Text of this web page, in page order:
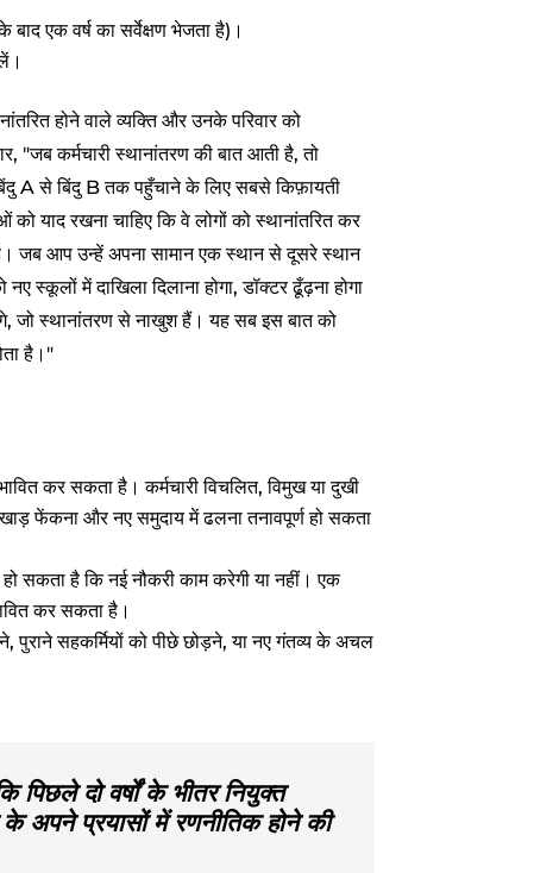
बाद एक वर्ष का सर्वेक्षण भेजता है)।
होने वाले व्यक्ति और उनके परिवार को
कर्मचारी स्थानांतरण की बात आती है, तो
A से बिंदु B तक पहुँचाने के लिए सबसे किफ़ायती
याद रखना चाहिए कि वे लोगों को स्थानांतरित कर
जब आप उन्हें अपना सामान एक स्थान से दूसरे स्थान
स्कूलों में दाखिला दिलाना होगा, डॉक्टर ढूँढ़ना होगा
जो स्थानांतरण से नाखुश हैं। यह सब इस बात को
है।"
कर सकता है। कर्मचारी विचलित, विमुख या दुखी
फेंकना और नए समुदाय में ढलना तनावपूर्ण हो सकता
हो सकता है कि नई नौकरी काम करेगी या नहीं। एक
कर सकता है।
पुराने सहकर्मियों को पीछे छोड़ने, या नए गंतव्य के अचल
पिछले दो वर्षों के भीतर नियुक्त
अपने प्रयासों में रणनीतिक होने की